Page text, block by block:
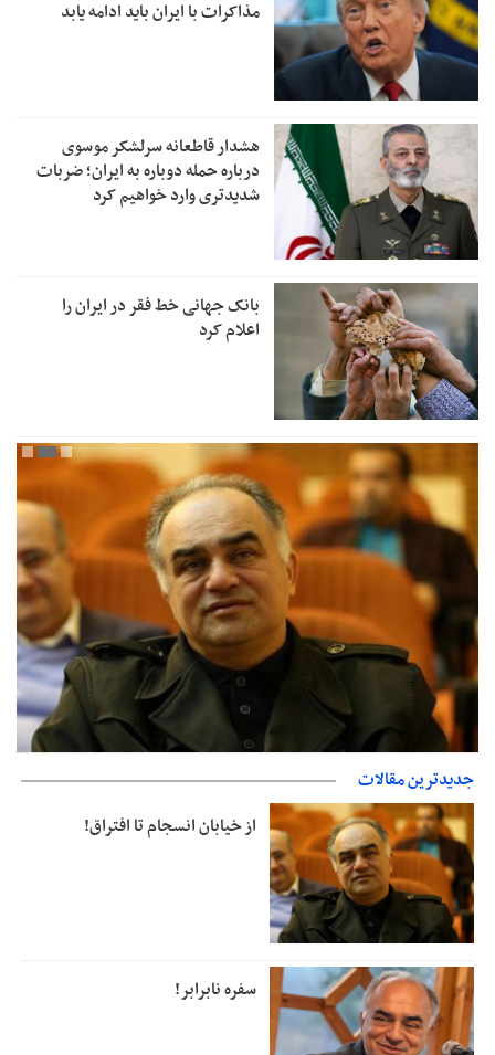
مذاکرات با ایران باید ادامه یابد
هشدار قاطعانه سرلشکر موسوی
درباره حمله دوباره به ایران؛ ضربات
شدیدتری وارد خواهیم کرد
بانک جهانی خط فقر در ایران را
اعلام کرد
از خیابان انسجام تا افتراق!
جدیدترین مقالات
از خیابان انسجام تا افتراق!
سفره نابرابر!